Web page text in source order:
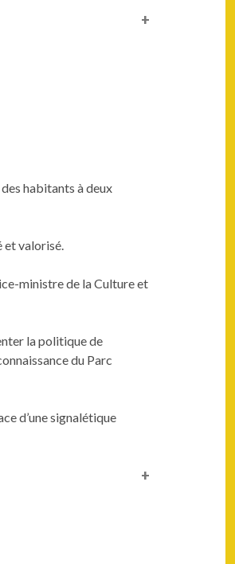
habitants à deux
valorisé.
ministre de la Culture et
la politique de
du Parc
d’une signalétique